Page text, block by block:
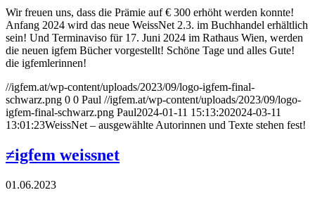
Wir freuen uns, dass die Prämie auf € 300 erhöht werden konnte!
Anfang 2024 wird das neue WeissNet 2.3. im Buchhandel erhältlich
sein! Und Terminaviso für 17. Juni 2024 im Rathaus Wien, werden
die neuen igfem Bücher vorgestellt! Schöne Tage und alles Gute!
die igfemlerinnen!
//igfem.at/wp-content/uploads/2023/09/logo-igfem-final-
schwarz.png 0 0 Paul //igfem.at/wp-content/uploads/2023/09/logo-
igfem-final-schwarz.png Paul2024-01-11 15:13:202024-03-11
13:01:23WeissNet – ausgewählte Autorinnen und Texte stehen fest!
≠igfem weissnet
01.06.2023